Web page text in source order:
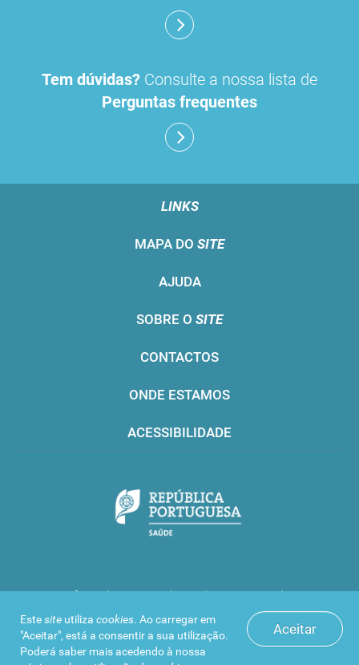
Aceitar
Estesite utiliza cookies. Ao carregar em
"Aceitar", está a consentir a sua utilização.
Poderá saber mais acedendo à nossa
Tem dúvidas? Consulte a nossa lista de
Perguntas frequentes
LINKS
MAPA DO SITE
AJUDA
SOBRE O SITE
CONTACTOS
ONDE ESTAMOS
ACESSIBILIDADE
Infarmed © 2016. Todos os direitos reservados